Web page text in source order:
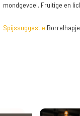
mondgevoel. Fruitige en
Spijssuggestie